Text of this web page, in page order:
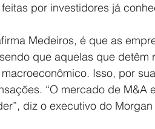
por investidores já
Medeiros, é que as
que aquelas que
Isso, por
“O mercado de M&A
diz o executivo do Morgan